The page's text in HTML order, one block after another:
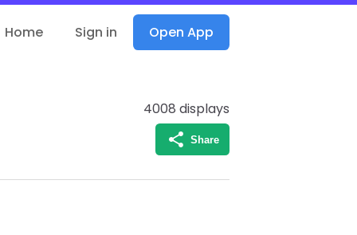
Home Sign in Open App
4008 displays
Share